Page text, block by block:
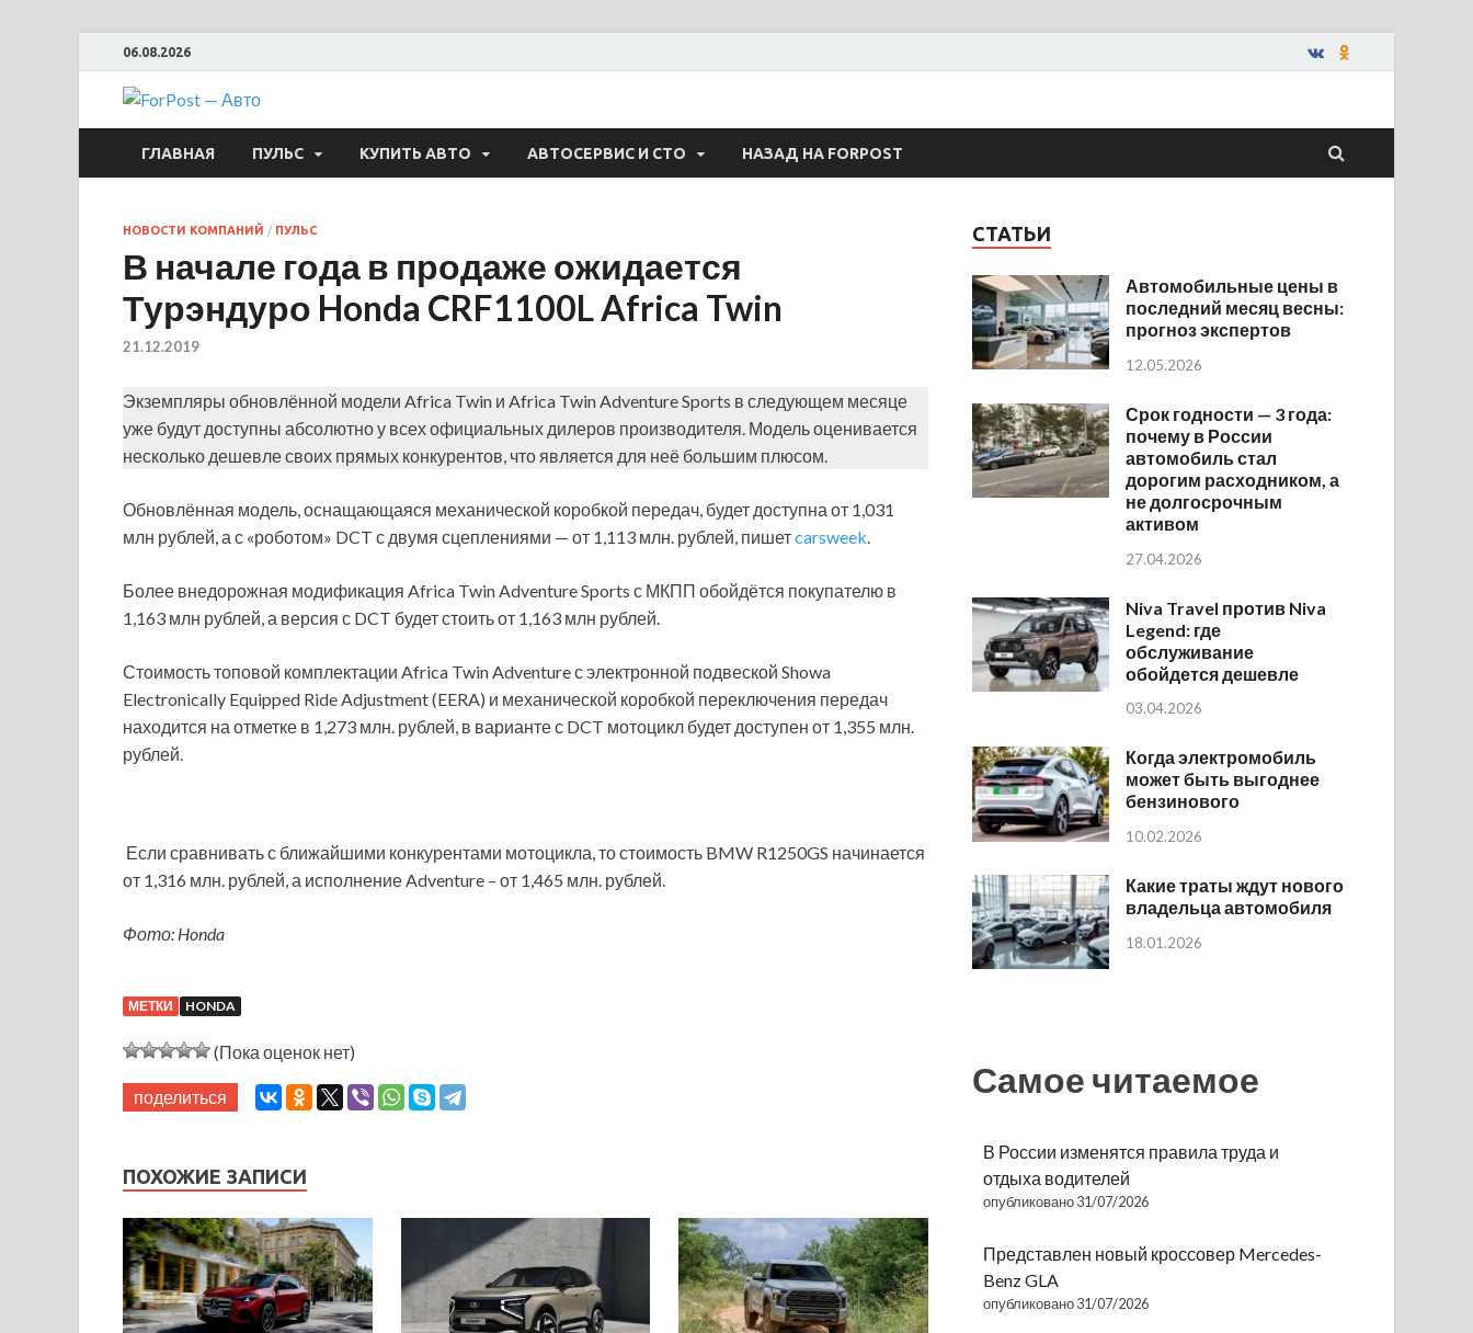
06.08.2026
ForPost — Авто
ГЛАВНАЯ ПУЛЬС КУПИТЬ АВТО АВТОСЕРВИС И СТО НАЗАД НА FORPOST
НОВОСТИ КОМПАНИЙ / ПУЛЬС
В начале года в продаже ожидается
Турэндуро Honda CRF1100L Africa Twin
21.12.2019
Экземпляры обновлённой модели Africa Twin и Africa Twin Adventure Sports в следующем месяце
уже будут доступны абсолютно у всех официальных дилеров производителя. Модель оценивается
несколько дешевле своих прямых конкурентов, что является для неё большим плюсом.
Обновлённая модель, оснащающаяся механической коробкой передач, будет доступна от 1,031
млн рублей, а с «роботом» DCT с двумя сцеплениями — от 1,113 млн. рублей, пишетcarsweek.
Более внедорожная модификация Africa Twin Adventure Sports с МКПП обойдётся покупателю в
1,163 млн рублей, а версия с DCT будет стоить от 1,163 млн рублей.
Стоимость топовой комплектации Africa Twin Adventure с электронной подвеской Showa
Electronically Equipped Ride Adjustment (EERA) и механической коробкой переключения передач
находится на отметке в 1,273 млн. рублей, в варианте с DCT мотоцикл будет доступен от 1,355 млн.
рублей.
Если сравнивать с ближайшими конкурентами мотоцикла, то стоимость BMW R1250GS начинается
от 1,316 млн. рублей, а исполнение Adventure – от 1,465 млн. рублей.
Фото: Honda
МЕТКИ HONDA
(Пока оценок нет)
поделиться
ПОХОЖИЕ ЗАПИСИ
СТАТЬИ
Автомобильные цены в
последний месяц весны:
прогноз экспертов
12.05.2026
Срок годности — 3 года:
почему в России
автомобиль стал
дорогим расходником, а
не долгосрочным
активом
27.04.2026
Niva Travel против Niva
Legend: где
обслуживание
обойдется дешевле
03.04.2026
Когда электромобиль
может быть выгоднее
бензинового
10.02.2026
Какие траты ждут нового
владельца автомобиля
18.01.2026
Самое читаемое
В России изменятся правила труда и
отдыха водителей
опубликовано 31/07/2026
Представлен новый кроссовер Mercedes-
Benz GLA
опубликовано 31/07/2026